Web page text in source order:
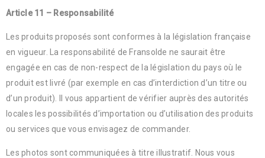
Article 11 – Responsabilité
Les produits proposés sont conformes à la législation française
en vigueur. La responsabilité de Fransolde ne saurait être
engagée en cas de non-respect de la législation du pays où le
produit est livré (par exemple en cas d’interdiction d’un titre ou
d’un produit). Il vous appartient de vérifier auprès des autorités
locales les possibilités d’importation ou d’utilisation des produits
ou services que vous envisagez de commander.
Les photos sont communiquées à titre illustratif. Nous vous